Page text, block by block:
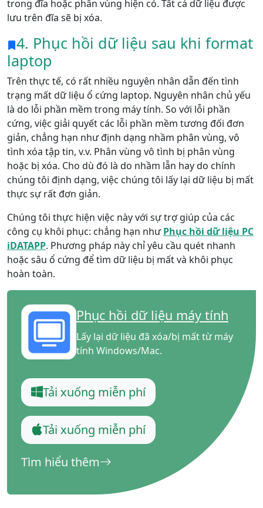
trong đĩa hoặc phân vùng hiện có. Tất cả dữ liệu được
lưu trên đĩa sẽ bị xóa.
4. Phục hồi dữ liệu sau khi format
laptop
Trên thực tế, có rất nhiều nguyên nhân dẫn đến tình
trạng mất dữ liệu ổ cứng laptop. Nguyên nhân chủ yếu
là do lỗi phần mềm trong máy tính. So với lỗi phần
cứng, việc giải quyết các lỗi phần mềm tương đối đơn
giản, chẳng hạn như định dạng nhầm phân vùng, vô
tình xóa tập tin, v.v. Phân vùng vô tình bị phân vùng
hoặc bị xóa. Cho dù đó là do nhầm lẫn hay do chính
chúng tôi định dạng, việc chúng tôi lấy lại dữ liệu bị mất
thực sự rất đơn giản.
Chúng tôi thực hiện việc này với sự trợ giúp của các
công cụ khôi phục: chẳng hạn nhưPhục hồi dữ liệu PC
iDATAPP. Phương pháp này chỉ yêu cầu quét nhanh
hoặc sâu ổ cứng để tìm dữ liệu bị mất và khôi phục
hoàn toàn.
Phục hồi dữ liệu máy tính
Lấy lại dữ liệu đã xóa/bị mất từ ​​máy
tính Windows/Mac.
Tải xuống miễn phí
Tải xuống miễn phí
Tìm hiểu thêm